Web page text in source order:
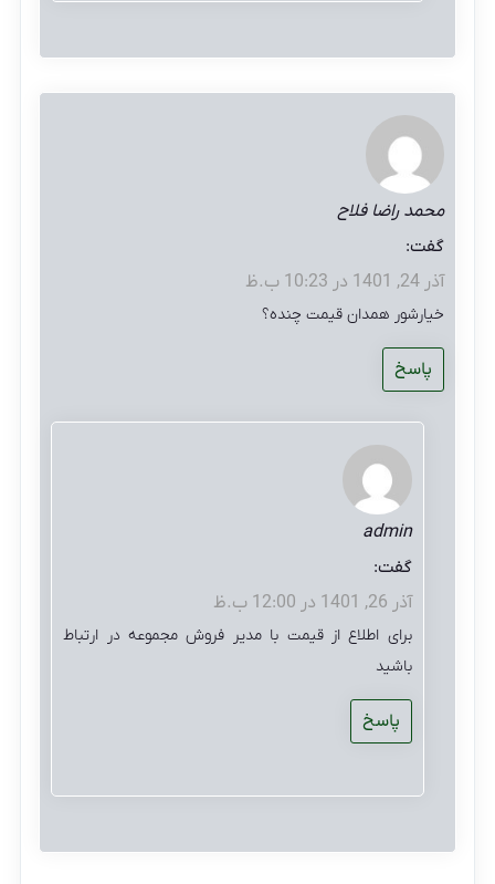
محمد راضا فلاح
گفت:
آذر 24, 1401 در 10:23 ب.ظ
خیارشور همدان قیمت چنده؟
پاسخ
admin
گفت:
آذر 26, 1401 در 12:00 ب.ظ
برای اطلاع از قیمت با مدیر فروش مجموعه در ارتباط
باشید
پاسخ